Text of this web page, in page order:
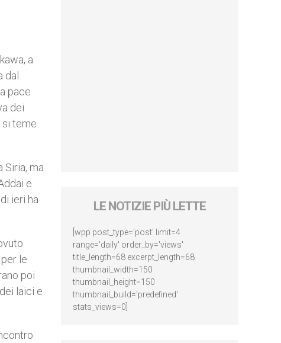
a
dal
pace
dei
si teme
Siria, ma
e
ieri ha
le
poi
laici e
LE NOTIZIE PIÙ LETTE
[wpp post_type='post' limit=4
range='daily' order_by='views'
title_length=68 excerpt_length=68
thumbnail_width=150
thumbnail_height=150
thumbnail_build='predefined'
stats_views=0]